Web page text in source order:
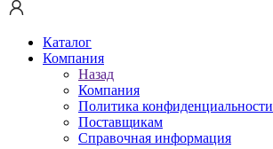
Каталог
Компания
Назад
Компания
Политика конфиденциальности
Поставщикам
Справочная информация